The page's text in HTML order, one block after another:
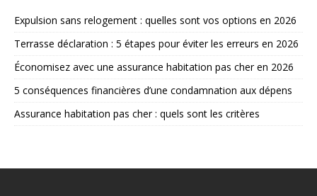
Expulsion sans relogement : quelles sont vos options en 2026
Terrasse déclaration : 5 étapes pour éviter les erreurs en 2026
Économisez avec une assurance habitation pas cher en 2026
5 conséquences financières d’une condamnation aux dépens
Assurance habitation pas cher : quels sont les critères